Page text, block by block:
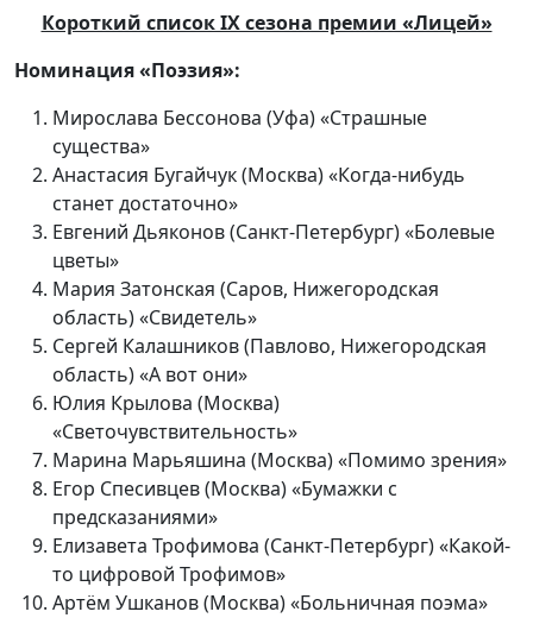
Короткий список IX сезона премии «Лицей»
Номинация «Поэзия»:
Мирослава Бессонова (Уфа) «Страшные
существа»
Анастасия Бугайчук (Москва) «Когда-нибудь
станет достаточно»
Евгений Дьяконов (Санкт-Петербург) «Болевые
цветы»
Мария Затонская (Саров, Нижегородская
область) «Свидетель»
Сергей Калашников (Павлово, Нижегородская
область) «А вот они»
Юлия Крылова (Москва)
«Светочувствительность»
Марина Марьяшина (Москва) «Помимо зрения»
Егор Спесивцев (Москва) «Бумажки с
предсказаниями»
Елизавета Трофимова (Санкт-Петербург) «Какой-
то цифровой Трофимов»
Артём Ушканов (Москва) «Больничная поэма»